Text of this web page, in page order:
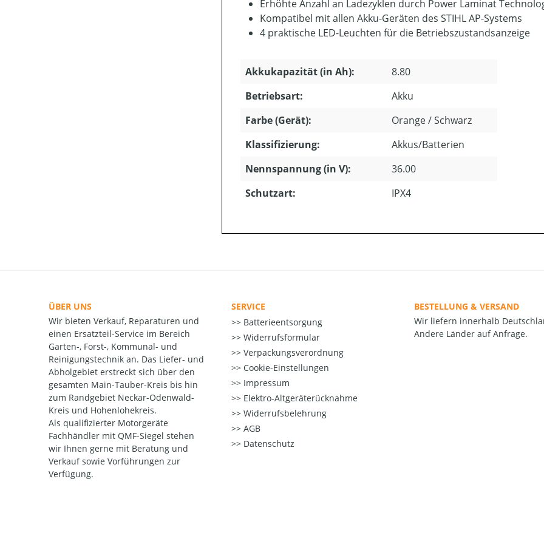
Erhöhte Anzahl an Ladezyklen durch Power Laminat
Kompatibel mit allen Akku-Geräten des STIHL AP-Systems
4 praktische LED-Leuchten für die Betriebszustandsanzeige
Akkukapazität (in Ah):
8.80
Betriebsart:
Akku
Farbe (Gerät):
Orange / Schwarz
Klassifizierung:
Akkus/Batterien
Nennspannung (in V):
36.00
Schutzart:
IPX4
ÜBER UNS
Wir bieten Verkauf, Reparaturen und
einen Ersatzteil-Service im Bereich
Garten-, Forst-, Kommunal- und
Reinigungstechnik an. Das Liefer- und
Abholgebiet erstreckt sich über den
gesamten Main-Tauber-Kreis bis hin
zum Randgebiet Neckar-Odenwald-
Kreis und Hohenlohekreis.
Als qualifizierter Motorgeräte
Fachhändler mit QMF-Siegel stehen
wir Ihnen gerne mit Beratung und
Verkauf sowie Vorführungen zur
Verfügung.
SERVICE
Batterieentsorgung
Widerrufsformular
Verpackungsverordnung
Cookie-Einstellungen
Impressum
Elektro-Altgeräterücknahme
Widerrufsbelehrung
AGB
Datenschutz
BESTELLUNG & VERSAND
Wir liefern innerhalb
Andere Länder auf Anfrage.